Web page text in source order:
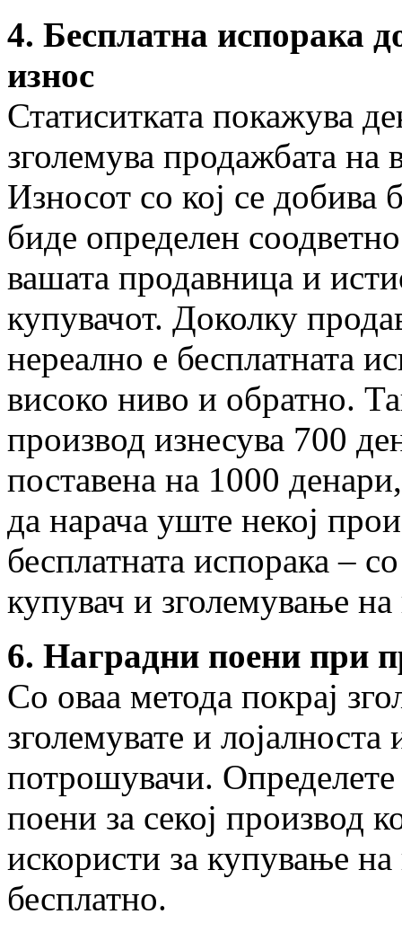
4. Бесплатна испорака
износ
Статиситката покажува
зголемува продажбата на
Износот со кој се добива
биде определен
вашата продавница и
купувачот. Доколку
нереално е бесплатната
високо ниво и обратно.
производ изнесува 700
поставена на 1000
да нарача уште некој
бесплатната испорака –
купувач и зголемување
6. Наградни поени при
Со оваа метода покрај
зголемувате и
потрошувачи. Определете
поени за секој производ
искористи за купување
бесплатно.